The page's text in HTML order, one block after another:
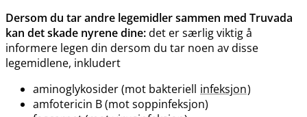
Dersom du tar andre legemidler sammen med Truvada
kan det skade nyrene dine:det er særlig viktig å
informere legen din dersom du tar noen av disse
legemidlene, inkludert
aminoglykosider (mot bakteriell infeksjon)
amfotericin B (mot soppinfeksjon)